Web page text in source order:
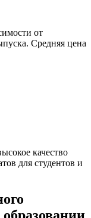
от
Средняя цена
качество
для студентов и